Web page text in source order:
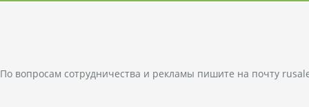
По вопросам сотрудничества и рекламы пишите на почту